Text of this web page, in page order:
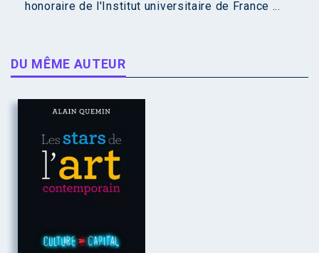
honoraire de l'Institut universitaire de France ...
DU MÊME AUTEUR